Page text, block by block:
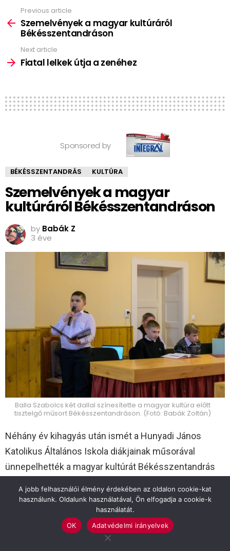
more
Previous article
Szemelvények a magyar kultúráról
Békésszentandráson
Next article
Fiatal lelkek útja a zenéhez
Sponsored by
BÉKÉSSZENTANDRÁS KULTÚRA
Szemelvények a magyar
kultúráról Békésszentandráson
by Babák Z
3 éve
Balla Szabolcs két dallal színesítette a magyar kultúra előtt
tisztelgő műsort Békésszentandráson. (Fotó: Babák Zoltán)
Néhány év kihagyás után ismét a Hunyadi János
Katolikus Általános Iskola diákjainak műsorával
ünnepelhették a magyar kultúrát Békésszentandrás
tanácstermében ezúttal a hatodikosok álltak a
A magyar kultúra előtti tisztelgés természetesen a
A jobb felhasználói élmény érdekében az oldalon cookie-kat
használunk. Oldalunk használatával, Ön elfogadja a cookie-k
használatát.
OK
Adatvédelmi irányelvek